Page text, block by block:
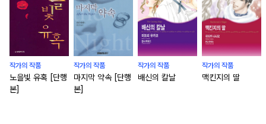
작가의 작품
노을빛 유혹 [단행
본]
작가의 작품
마지막 약속 [단행
본]
작가의 작품
배신의 칼날
작가의 작품
맥킨지의 딸